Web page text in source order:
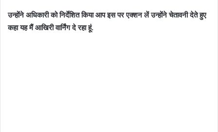
उन्होंने अधिकारी को निर्देशित किया आप इस पर एक्शन लें उन्होंने चेतावनी देते हुए
कहा यह मैं आखिरी वार्निंग दे रहा हूं.